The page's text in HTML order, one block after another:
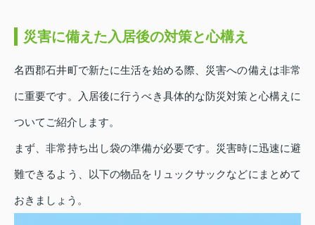
災害に備えた入居後の対策と心構え
名西郡石井町で新たに生活を始める際、災害への備えは非常
に重要です。入居後に行うべき具体的な防災対策と心構えに
ついてご紹介します。
まず、非常持ち出し袋の準備が必要です。災害時に迅速に避
難できるよう、以下の物品をリュックサックなどにまとめて
おきましょう。